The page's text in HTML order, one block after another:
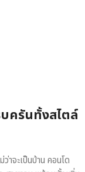
ครันทั้งสไตล์
าจะเป็นบ้าน คอนโด